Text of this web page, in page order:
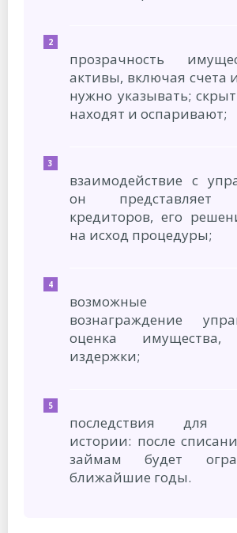
прозрачность
активы, включая счета
нужно указывать;
находят и оспаривают;
взаимодействие с
он представляет
кредиторов, его
на исход процедуры;
возможные
вознаграждение
оценка имущества,
издержки;
последствия для
истории: после
займам будет
ближайшие годы.